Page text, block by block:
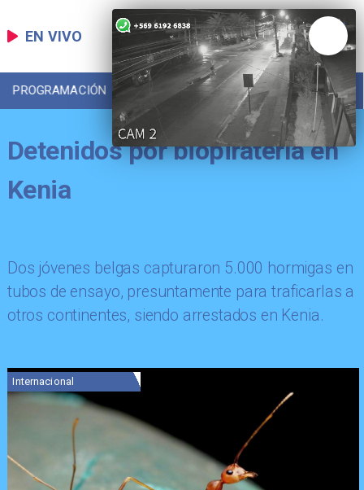
EN VIVO
PROGRAMACIÓN LOCAL DEPORTES
Detenidos por biopiratería en
Kenia
Dos jóvenes belgas capturaron 5.000 hormigas en
tubos de ensayo, presuntamente para traficarlas a
otros continentes, siendo arrestados en Kenia.
Internacional